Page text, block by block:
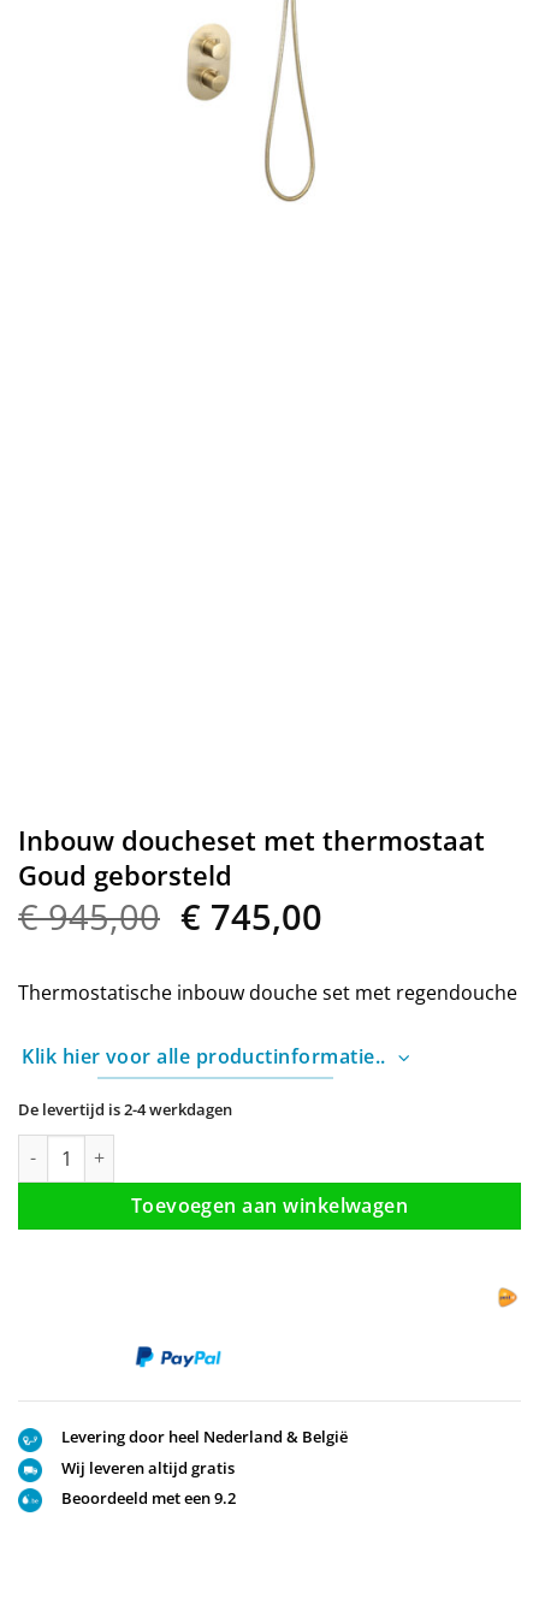
Inbouw doucheset met thermostaat
Goud geborsteld
€945,00 Oorspronkelijke
was:
€ 945,00.
€ 745,00Huidige
is:
€ 745,00.
Thermostatische inbouw douche set met regendouche
Klik hier voor alle productinformatie..
De levertijd is 2-4 werkdagen
Inbouw doucheset met thermostaat Goud geborsteld aantal
Toevoegen aan winkelwagen
Levering door heel Nederland & België
Wij leveren altijd gratis
Beoordeeld met een 9.2